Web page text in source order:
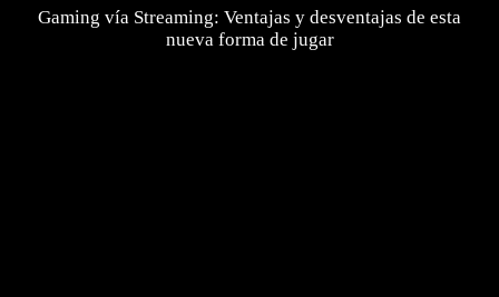
Gaming vía Streaming: Ventajas y desventajas de esta
nueva forma de jugar